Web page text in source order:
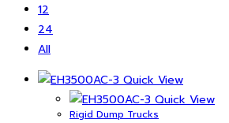
12
24
All
Quick View
Quick View
Rigid Dump Trucks